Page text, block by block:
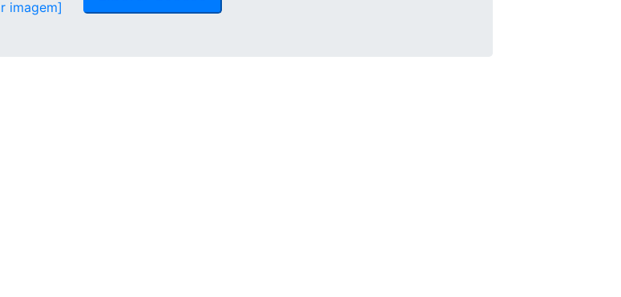
imagem]